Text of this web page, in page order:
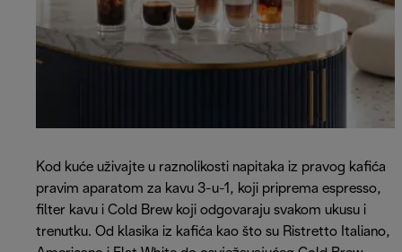
Kod kuće uživajte u raznolikosti napitaka iz pravog kafića
pravim aparatom za kavu 3-u-1, koji priprema espresso,
filter kavu i Cold Brew koji odgovaraju svakom ukusu i
trenutku. Od klasika iz kafića kao što su Ristretto Italiano,